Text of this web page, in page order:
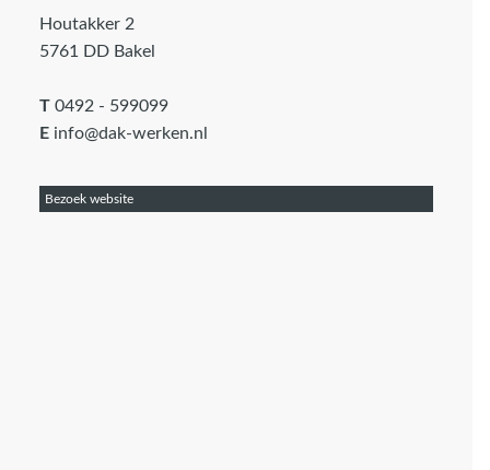
Houtakker 2
5761 DD Bakel
T 0492 - 599099
E info@dak-werken.nl
Bezoek website